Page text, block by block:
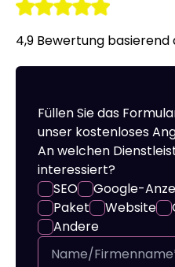
4,9 Bewertung
Füllen Sie das
unser kostenloses
An welchen
interessiert?
SEO
Google-
Paket
Website
Andere